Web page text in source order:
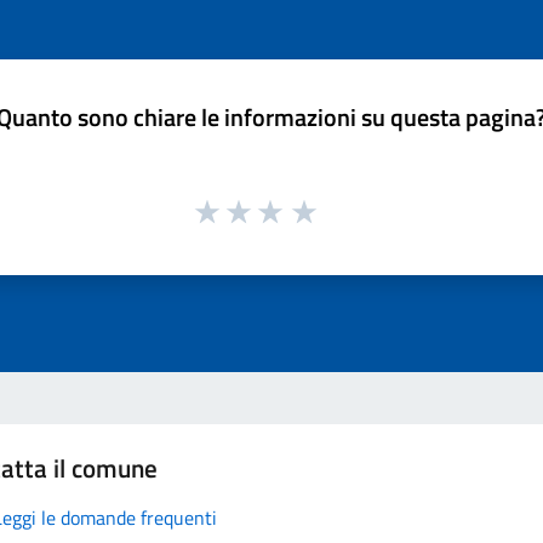
sono chiare le informazioni su questa
il comune
le domande frequenti